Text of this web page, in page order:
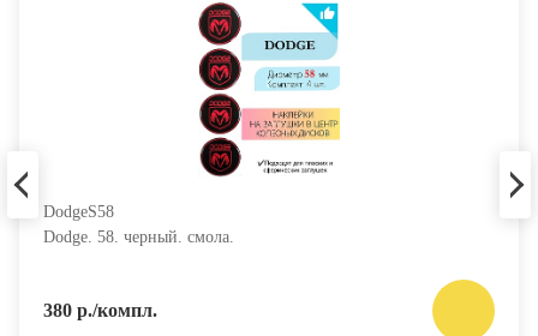
DodgeS58
Dodge. 58. черный. смола.
380 р./компл.